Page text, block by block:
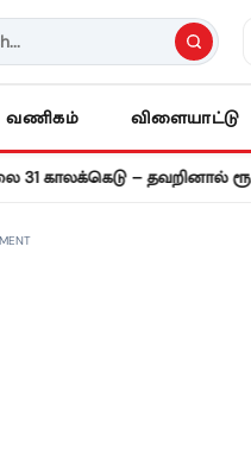
வணிகம் விளையாட்டு
– தவறினால் ரூ.5,000